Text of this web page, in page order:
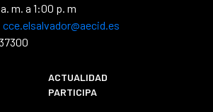
m. a 1:00 p. m
cce.elsalvador@aecid.es
ACTUALIDAD
PARTICIPA